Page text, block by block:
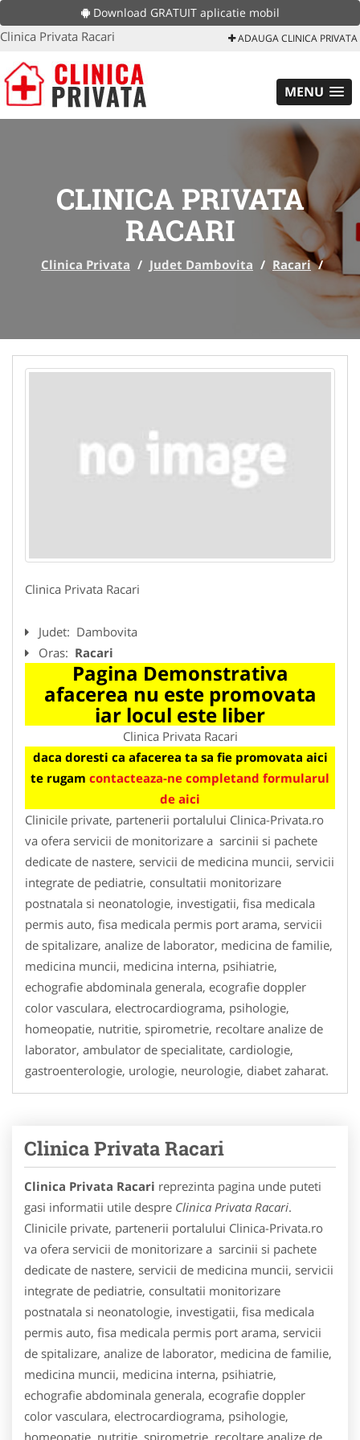
Download GRATUIT aplicatie mobil
Clinica Privata Racari ADAUGA CLINICA PRIVATA
MENU
CLINICA PRIVATA
RACARI
Clinica Privata / Judet Dambovita / Racari /
Clinica Privata Racari
Judet: Dambovita
Oras: Racari
Pagina Demonstrativa
afacerea nu este promovata
iar locul este liber
Clinica Privata Racari
daca doresti ca afacerea ta sa fie promovata aici
te rugam contacteaza-ne completand formularul
de aici
Clinicile private, partenerii portalului Clinica-Privata.ro
va ofera servicii de monitorizare a sarcinii si pachete
dedicate de nastere, servicii de medicina muncii, servicii
integrate de pediatrie, consultatii monitorizare
postnatala si neonatologie, investigatii, fisa medicala
permis auto, fisa medicala permis port arama, servicii
de spitalizare, analize de laborator, medicina de familie,
medicina muncii, medicina interna, psihiatrie,
echografie abdominala generala, ecografie doppler
color vasculara, electrocardiograma, psihologie,
homeopatie, nutritie, spirometrie, recoltare analize de
laborator, ambulator de specialitate, cardiologie,
gastroenterologie, urologie, neurologie, diabet zaharat.
Clinica Privata Racari
Clinica Privata Racari reprezinta pagina unde puteti
gasi informatii utile despre Clinica Privata Racari.
Clinicile private, partenerii portalului Clinica-Privata.ro
va ofera servicii de monitorizare a sarcinii si pachete
dedicate de nastere, servicii de medicina muncii, servicii
integrate de pediatrie, consultatii monitorizare
postnatala si neonatologie, investigatii, fisa medicala
permis auto, fisa medicala permis port arama, servicii
de spitalizare, analize de laborator, medicina de familie,
medicina muncii, medicina interna, psihiatrie,
echografie abdominala generala, ecografie doppler
color vasculara, electrocardiograma, psihologie,
homeopatie, nutritie, spirometrie, recoltare analize de